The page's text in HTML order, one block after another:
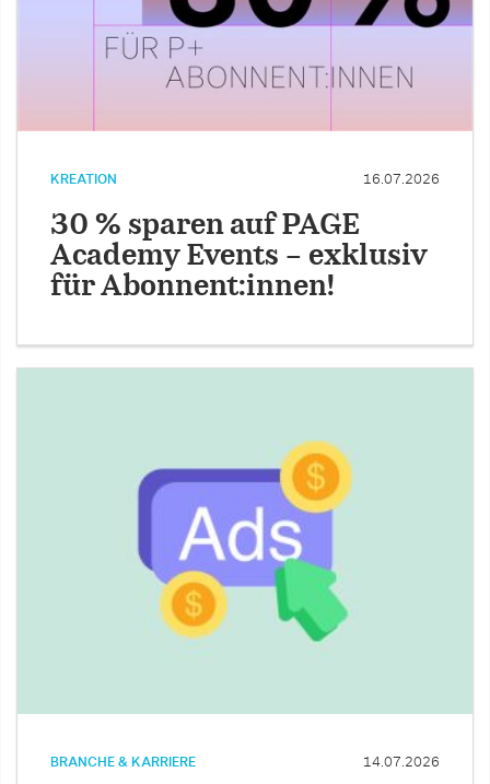
KREATION 16.07.2026
30 % sparen auf PAGE
Academy Events – exklusiv
für Abonnent:innen!
BRANCHE & KARRIERE 14.07.2026